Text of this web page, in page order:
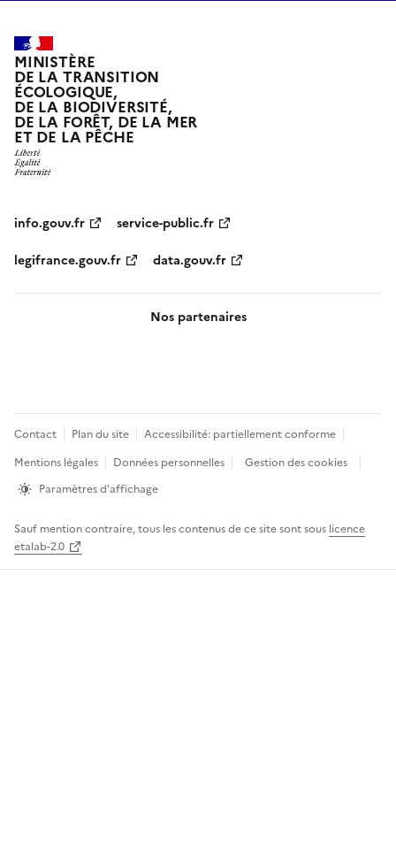
MINISTÈRE
DE LA TRANSITION
ÉCOLOGIQUE,
DE LA BIODIVERSITÉ,
DE LA FORÊT, DE LA MER
ET DE LA PÊCHE
info.gouv.fr
service-public.fr
legifrance.gouv.fr
data.gouv.fr
Nos partenaires
Pied
de
page
Contact Plan du site
Accessibilité: partiellement conforme
Mentions légales
Données personnelles
Gestion des cookies
Paramètres d'affichage
Sauf mention contraire, tous les contenus de ce site sont sous licence
etalab-2.0